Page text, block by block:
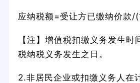
应纳税额=受让方已缴纳价款/
【注】增值税扣缴义务发生时
税纳税义务发生之日。
2.非居民企业或扣缴义务人在